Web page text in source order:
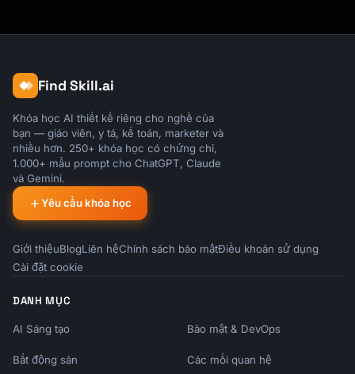
Find Skill.ai
Khóa học AI thiết kế riêng cho nghề của
bạn — giáo viên, y tá, kế toán, marketer và
nhiều hơn. 250+ khóa học có chứng chỉ,
1.000+ mẫu prompt cho ChatGPT, Claude
và Gemini.
Yêu cầu khóa học
Giới thiệuBlogLiên hệChính sách bảo mậtĐiều khoản sử dụng
Cài đặt cookie
DANH MỤC
AI Sáng tạo Bảo mật & DevOps
Bất động sản Các mối quan hệ